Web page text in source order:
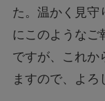
た。温かく見守
にこのようなご
ですが、これか
ますので、よろ